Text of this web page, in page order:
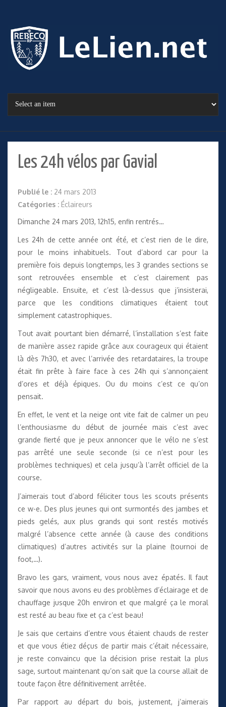
Les 24h vélos par Gavial
Publié le : 24 mars 2013
Catégories : Éclaireurs
Dimanche 24 mars 2013, 12h15, enfin rentrés…
Les 24h de cette année ont été, et c’est rien de le dire,
pour le moins inhabituels. Tout d’abord car pour la
première fois depuis longtemps, les 3 grandes sections se
sont retrouvées ensemble et c’est clairement pas
négligeable. Ensuite, et c’est là-dessus que j’insisterai,
parce que les conditions climatiques étaient tout
simplement catastrophiques.
Tout avait pourtant bien démarré, l’installation s’est faite
de manière assez rapide grâce aux courageux qui étaient
là dès 7h30, et avec l’arrivée des retardataires, la troupe
était fin prête à faire face à ces 24h qui s’annonçaient
d’ores et déjà épiques. Ou du moins c’est ce qu’on
pensait.
En effet, le vent et la neige ont vite fait de calmer un peu
l’enthousiasme du début de journée mais c’est avec
grande fierté que je peux annoncer que le vélo ne s’est
pas arrêté une seule seconde (si ce n’est pour les
problèmes techniques) et cela jusqu’à l’arrêt officiel de la
course.
J’aimerais tout d’abord féliciter tous les scouts présents
ce w-e. Des plus jeunes qui ont surmontés des jambes et
pieds gelés, aux plus grands qui sont restés motivés
malgré l’absence cette année (à cause des conditions
climatiques) d’autres activités sur la plaine (tournoi de
foot,…).
Bravo les gars, vraiment, vous nous avez épatés. Il faut
savoir que nous avons eu des problèmes d’éclairage et de
chauffage jusque 20h environ et que malgré ça le moral
est resté au beau fixe et ça c’est beau!
Je sais que certains d’entre vous étaient chauds de rester
et que vous étiez déçus de partir mais c’était nécessaire,
je reste convaincu que la décision prise restait la plus
sage, surtout maintenant qu’on sait que la course allait de
toute façon être définitivement arrêtée.
Par rapport au départ du bois, justement, j’aimerais